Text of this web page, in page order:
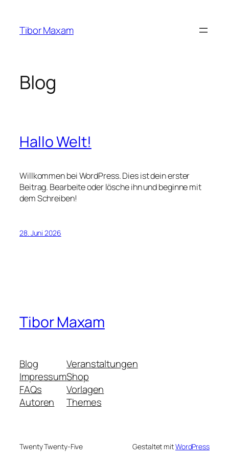
springen
Tibor Maxam
Blog
Hallo Welt!
Willkommen bei WordPress. Dies ist dein erster
Beitrag. Bearbeite oder lösche ihn und beginne mit
dem Schreiben!
28. Juni 2026
Tibor Maxam
Blog
Impressum
FAQs
Autoren
Veranstaltungen
Shop
Vorlagen
Themes
Twenty Twenty-Five Gestaltet mitWordPress